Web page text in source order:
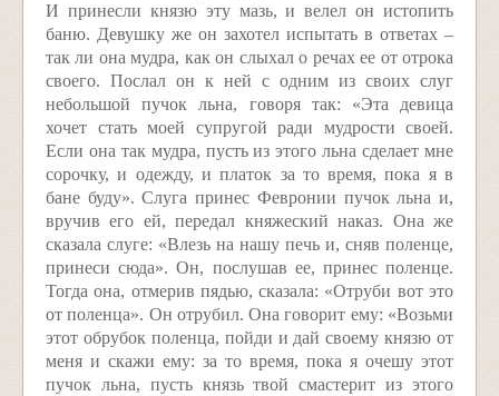
И принесли князю эту мазь, и велел он истопить
баню. Девушку же он захотел испытать в ответах –
так ли она мудра, как он слыхал о речах ее от отрока
своего. Послал он к ней с одним из своих слуг
небольшой пучок льна, говоря так: «Эта девица
хочет стать моей супругой ради мудрости своей.
Если она так мудра, пусть из этого льна сделает мне
сорочку, и одежду, и платок за то время, пока я в
бане буду». Слуга принес Февронии пучок льна и,
вручив его ей, передал княжеский наказ. Она же
сказала слуге: «Влезь на нашу печь и, сняв поленце,
принеси сюда». Он, послушав ее, принес поленце.
Тогда она, отмерив пядью, сказала: «Отруби вот это
от поленца». Он отрубил. Она говорит ему: «Возьми
этот обрубок поленца, пойди и дай своему князю от
меня и скажи ему: за то время, пока я очешу этот
пучок льна, пусть князь твой смастерит из этого